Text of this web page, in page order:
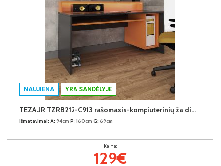
NAUJIENA YRA SANDĖLYJE
TEZAUR TZRB212-C913 rašomasis-kompiuterinių žaidimų stalas
Išmatavimai: A: 94cm P: 160cm G: 69cm
Kaina:
129€